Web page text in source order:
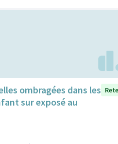
ombragées dans les
sur exposé au